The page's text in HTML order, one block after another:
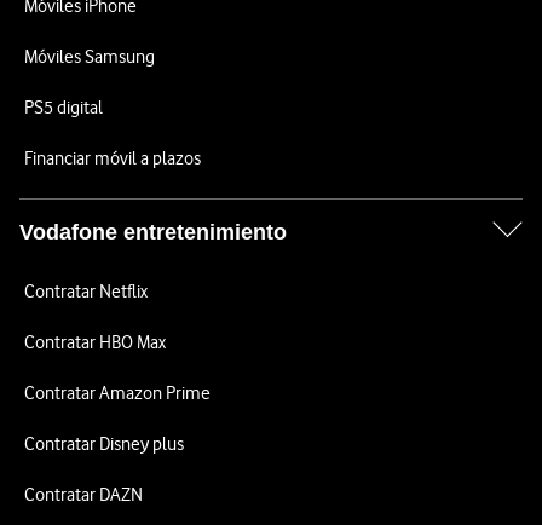
Móviles iPhone
Móviles Samsung
PS5 digital
Financiar móvil a plazos
Vodafone entretenimiento
Contratar Netflix
Contratar HBO Max
Contratar Amazon Prime
Contratar Disney plus
Contratar DAZN